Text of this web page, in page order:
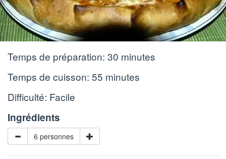
Temps de préparation: 30 minutes
Temps de cuisson: 55 minutes
Difficulté: Facile
Ingrédients
6 personnes